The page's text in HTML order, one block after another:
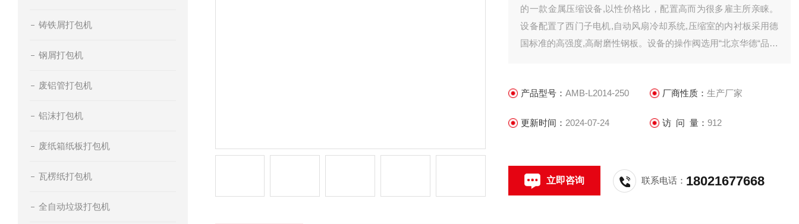
铸铁屑打包机
钢屑打包机
废铝管打包机
铝沫打包机
废纸箱纸板打包机
瓦楞纸打包机
全自动垃圾打包机
的一款金属压缩设备,以性价格比，配置高而为很多雇主所亲睐。
设备配置了西门子电机,自动风扇冷却系统,压缩室的内衬板采用德
国标准的高强度,高耐磨性钢板。设备的操作阀选用“北京华德“品牌
产品型号：AMB-L2014-250 厂商性质： 生产厂家
更新时间： 2024-07-24 访 问 量： 912
立即咨询 联系电话： 18021677668